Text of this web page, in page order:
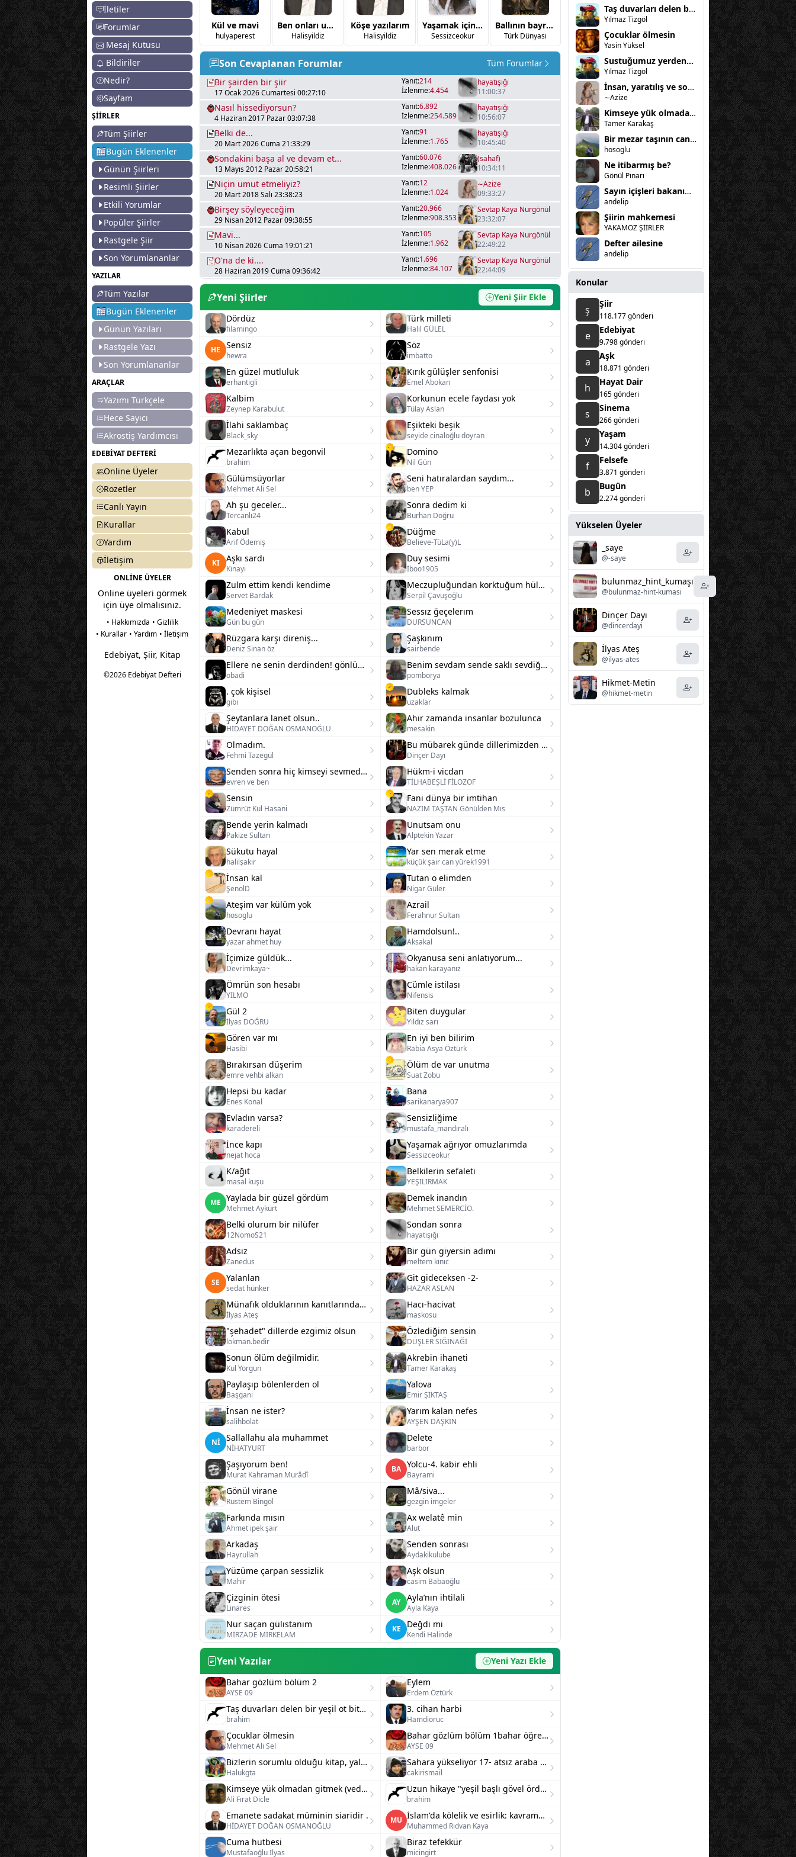
İletiler
Forumlar
Mesaj Kutusu
Bildiriler
Nedir?
Sayfam
ŞİİRLER
Tüm Şiirler
Bugün Eklenenler
Günün Şiirleri
Resimli Şiirler
Etkili Yorumlar
Popüler Şiirler
Rastgele Şiir
Son Yorumlananlar
YAZILAR
Tüm Yazılar
Bugün Eklenenler
Günün Yazıları
Rastgele Yazı
Son Yorumlananlar
ARAÇLAR
Yazımı Türkçele
Hece Sayıcı
Akrostiş Yardımcısı
EDEBİYAT DEFTERİ
Online Üyeler
Rozetler
Canlı Yayın
Kurallar
Yardım
İletişim
ONLİNE ÜYELER
Online üyeleri görmek
için üye olmalısınız.
• Hakkımızda • Gizlilik
• Kurallar • Yardım • İletişim
Edebiyat, Şiir, Kitap
©2026 Edebiyat Defteri
Kül ve mavi
hulyaperest
Ben onları unutmadım
Halisyildiz
Köşe yazılarım
Halisyildiz
Yaşamak için bir miktar kırılmak üzerine
Sessizceokur
Ballının bayram
Türk Dünyası
Türk dünyası
Türk Dünyası zakir
Delirten aşk
Erkan ŞEREMET
Son Cevaplanan Forumlar
Tüm Forumlar
Bir şairden bir şiir
17 Ocak 2026 Cumartesi 00:27:10
Yanıt:214
İzlenme:4.454
hayatışığı
11:00:37
Nasıl hissediyorsun?
4 Haziran 2017 Pazar 03:07:38
Yanıt:6.892
İzlenme:254.589
hayatışığı
10:56:07
Belki de...
20 Mart 2026 Cuma 21:33:29
Yanıt:91
İzlenme:1.765
hayatışığı
10:45:40
Sondakini başa al ve devam et...
13 Mayıs 2012 Pazar 20:58:21
Yanıt:60.076
İzlenme:408.026
(sahaf)
10:34:11
Niçin umut etmeliyiz?
20 Mart 2018 Salı 23:38:23
Yanıt:12
İzlenme:1.024
∼Azize
09:33:27
Birşey söyleyeceğim
29 Nisan 2012 Pazar 09:38:55
Yanıt:20.966
İzlenme:908.353
Sevtap Kaya Nurgönül
23:32:07
Mavi...
10 Nisan 2026 Cuma 19:01:21
Yanıt:105
İzlenme:1.962
Sevtap Kaya Nurgönül
22:49:22
O'na de ki....
28 Haziran 2019 Cuma 09:36:42
Yanıt:1.696
İzlenme:84.107
Sevtap Kaya Nurgönül
22:44:09
Yeni Şiirler
Yeni Şiir Ekle
Dördüz
filamingo
HE Sensiz
hewra
En güzel mutluluk
erhantigli
Kalbim
Zeynep Karabulut
İlahi saklambaç
Black_sky
Mezarlıkta açan begonvil
brahim
Gülümsüyorlar
Mehmet Ali Sel
Ah şu geceler...
Tercanlı24
Kabul
Arif Ödemiş
KI Aşkı sardı
Kınayi
Zulm ettim kendi kendime
Servet Bardak
Medeniyet maskesi
Gün bu gün
Rüzgara karşı direniş...
Deniz Sinan öz
Ellere ne senin derdinden! gönlündekini bilene aç.
obadi
. çok kişisel
gibi
Şeytanlara lanet olsun..
HİDAYET DOĞAN OSMANOĞLU
Olmadım.
Fehmi Tazegül
Senden sonra hiç kimseyi sevmedim, sevemedim
evren ve ben
Sensin
Zümrüt Kul Hasani
Bende yerin kalmadı
Pakize Sultan
Sükutu hayal
halilşakir
İnsan kal
ŞenolD
Ateşim var külüm yok
hosoglu
Devranı hayat
yazar ahmet huy
İçimize güldük...
Devrimkaya~
Ömrün son hesabı
YILMO
Gül 2
İlyas DOĞRU
Gören var mı
Hasibi
Bırakırsan düşerim
emre vehbi alkan
Hepsi bu kadar
Enes Konal
Evladın varsa?
karadereli
İnce kapı
nejat hoca
K/ağıt
masal kuşu
ME Yaylada bir güzel gördüm
Mehmet Aykurt
Belki olurum bir nilüfer
12NomoS21
Adsız
Zanedus
SE Yalanlan
sedat hünker
Münafık olduklarının kanıtlarındandır
İlyas Ateş
"şehadet" dillerde ezgimiz olsun
lokman.bedir
Sonun ölüm değilmidir.
Kul Yorgun
Paylaşıp bölenlerden ol
Başgani
İnsan ne ister?
salihbolat
Nİ Sallallahu ala muhammet
NİHATYURT
Şaşıyorum ben!
Murat Kahraman Murâdî
Gönül virane
Rüstem Bingöl
Farkında mısın
Ahmet ipek şair
Arkadaş
Hayrullah
Yüzüme çarpan sessizlik
Mahir
Çizginin ötesi
Linares
Nur saçan gülıstanım
MİRZADE MİRKELAM
Türk milleti
Halil GÜLEL
Söz
imbatto
Kırık gülüşler senfonisi
Emel Abokan
Korkunun ecele faydası yok
Tülay Aslan
Eşikteki beşik
seyide cinaloğlu doyran
Domino
Nil Gün
Seni hatıralardan saydım...
ben YEP
Sonra dedim ki
Burhan Doğru
Düğme
Believe-TüLa(y)L
Duy sesimi
İboo1905
Meczupluğundan korktuğum hülyalar
Serpil Çavuşoğlu
Sessız ğeçelerım
DURSUNCAN
Şaşkınım
sairbende
Benim sevdam sende saklı sevdiğim
pomborya
Dubleks kalmak
uzaklar
Ahır zamanda insanlar bozulunca
mesakin
Bu mübarek günde dillerimizden düşmeyen dua
Dinçer Dayı
Hükm-i vicdan
TİLHABEŞLİ FİLOZOF
Fani dünya bir imtihan
NAZIM TAŞTAN Gönülden Mıs
Unutsam onu
Alptekin Yazar
Yar sen merak etme
küçük şair can yürek1991
Tutan o elimden
Nigar Güler
Azrail
Ferahnur Sultan
Hamdolsun!..
Aksakal
Okyanusa seni anlatıyorum...
hakan karayanız
Cümle istilası
Nifensis
Biten duygular
Yıldız sarı
En iyi ben bilirim
Rabia Asya Öztürk
Ölüm de var unutma
Suat Zobu
Bana
sarikanarya907
Sensizliğime
mustafa_mandıralı
Yaşamak ağrıyor omuzlarımda
Sessizceokur
Belkilerin sefaleti
YEŞİLIRMAK
Demek inandın
Mehmet SEMERCİO.
Sondan sonra
hayatışığı
Bir gün giyersin adımı
meltem kınıc
Git gideceksen -2-
HAZAR ASLAN
Hacı-hacivat
maskosu
Özlediğim sensin
DÜŞLER SIĞINAĞI
Akrebin ihaneti
Tamer Karakaş
Yalova
Emir ŞIKTAŞ
Yarım kalan nefes
AYŞEN DAŞKIN
Delete
barbor
BA Yolcu-4. kabir ehli
Bayrami
Mâ/siva...
gezgin imgeler
Ax welatê min
Alut
Senden sonrası
Aydakikulube
Aşk olsun
casim Babaoğlu
AY Ayla’nın ihtilali
Ayla Kaya
KE Değdi mi
Kendi Halinde
Yeni Yazılar
Yeni Yazı Ekle
Bahar gözlüm bölüm 2
AYSE 09
Taş duvarları delen bir yeşil ot bitkisi
brahim
Çocuklar ölmesin
Mehmet Ali Sel
Bizlerin sorumlu olduğu kitap, yalnız kur'an değil midir?
Halukgta
Kimseye yük olmadan gitmek (vedam)
Ali Fırat Dicle
Emanete sadakat müminin siaridir .
HİDAYET DOĞAN OSMANOĞLU
Cuma hutbesi
Mustafaoğlu İlyas
Eylem
Erdem Öztürk
3. cihan harbi
Hamdioruc
Bahar gözlüm bölüm 1bahar öğretmenin macerası başlıyor
AYSE 09
Sahara yükseliyor 17- atsız araba rüyası
cakirismail
Uzun hikaye "yeşil başlı gövel ördek"
brahim
MU İslam'da kölelik ve esirlik: kavramsal bir analiz
Muhammed Rıdvan Kaya
Biraz tefekkür
micingirt
Taş duvarları delen bir yeşil ot bitkisi
Yılmaz Tizgöl
Çocuklar ölmesin
Yasin Yüksel
Sustuğumuz yerden...
Yılmaz Tizgöl
İnsan, yaratılış ve sorumluluk
∼Azize
Kimseye yük olmadan gitmek (vedam)
Tamer Karakaş
Bir mezar taşının can sıkıntısı
hosoglu
Ne itibarmış be?
Gönül Pınarı
Sayın içişleri bakanımıza açık mektup!
andelip
Şiirin mahkemesi
YAKAMOZ ŞİİRLER
Defter ailesine
andelip
Konular
ş Şiir
118.177 gönderi
e Edebiyat
9.798 gönderi
a Aşk
18.871 gönderi
h Hayat Dair
165 gönderi
s Sinema
266 gönderi
y Yaşam
14.304 gönderi
f Felsefe
3.871 gönderi
b Bugün
2.274 gönderi
Yükselen Üyeler
_saye
@-saye
bulunmaz_hint_kumaşı
@bulunmaz-hint-kumasi
Dinçer Dayı
@dincerdayi
İlyas Ateş
@ilyas-ates
Hikmet-Metin
@hikmet-metin